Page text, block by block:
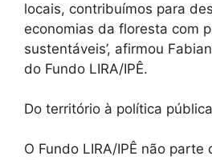
locais, contribuímos para
economias da floresta com
sustentáveis’, afirmou
do Fundo LIRA/IPÊ.
Do território à política pública
O Fundo LIRA/IPÊ não